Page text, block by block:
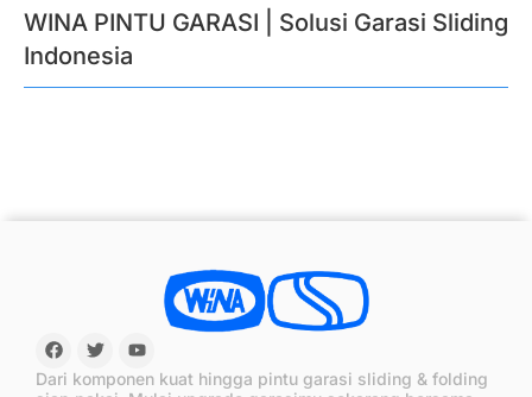
WINA PINTU GARASI | Solusi Garasi Sliding
Indonesia
Dari komponen kuat hingga pintu garasi sliding & folding